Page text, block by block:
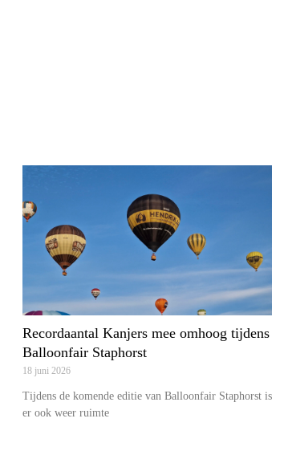
Recordaantal Kanjers mee omhoog tijdens
Balloonfair Staphorst
18 juni 2026
Tijdens de komende editie van Balloonfair Staphorst is
er ook weer ruimte